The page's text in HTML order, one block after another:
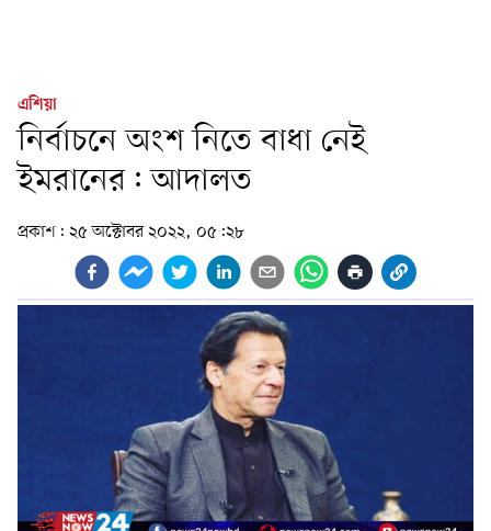
এশিয়া
নির্বাচনে অংশ নিতে বাধা নেই
ইমরানের: আদালত
প্রকাশ: ২৫ অক্টোবর ২০২২, ০৫:২৮